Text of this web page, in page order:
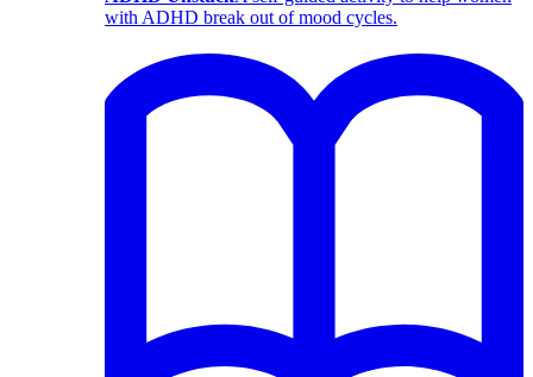
with ADHD break out of mood cycles.